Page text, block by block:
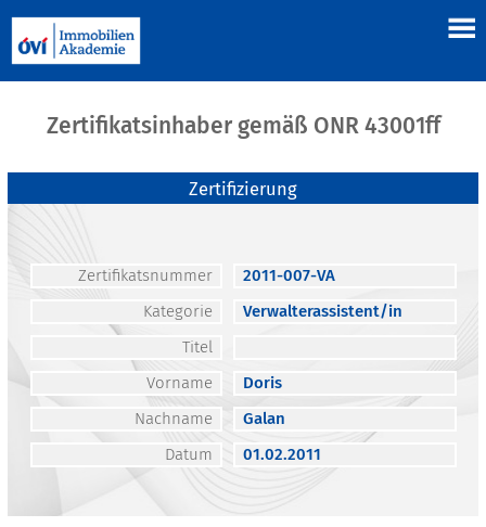
Zertifikatsinhaber gemäß ONR 43001ff
Zertifizierung
Zertifikatsnummer
2011-007-VA
Kategorie
Verwalterassistent/in
Titel
Vorname
Doris
Nachname
Galan
Datum
01.02.2011